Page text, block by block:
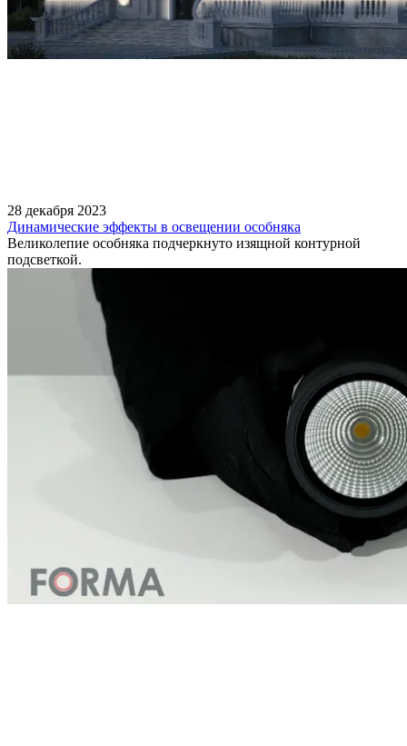
28 декабря 2023
Динамические эффекты в освещении особняка
Великолепие особняка подчеркнуто изящной контурной
подсветкой.